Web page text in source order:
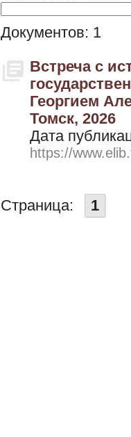
Документов: 1
Встреча с
Георгием
Томск, 2026
Дата
https://
Страница: 1